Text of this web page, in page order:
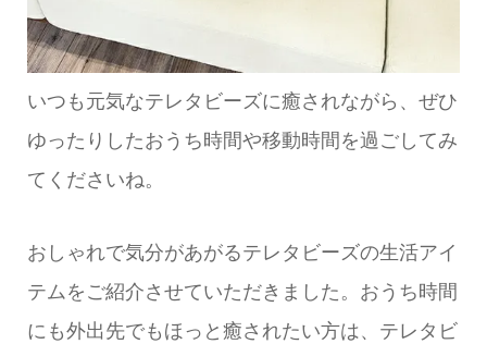
いつも元気なテレタビーズに癒されながら、ぜひ
ゆったりしたおうち時間や移動時間を過ごしてみ
てくださいね。
おしゃれで気分があがるテレタビーズの生活アイ
テムをご紹介させていただきました。おうち時間
にも外出先でもほっと癒されたい方は、テレタビ